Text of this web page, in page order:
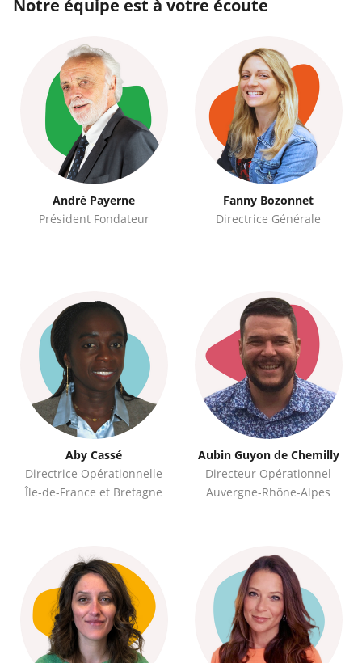
Notre équipe est à votre écoute
André Payerne
Président Fondateur
Fanny Bozonnet
Directrice Générale
Aby Cassé
Directrice Opérationnelle
Île-de-France et Bretagne
Aubin Guyon de Chemilly
Directeur Opérationnel
Auvergne-Rhône-Alpes